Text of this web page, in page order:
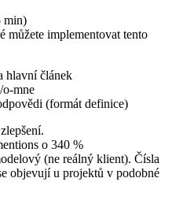
min)
můžete implementovat tento
hlavní článek
o-mne
(formát definice)
o 340 %
(ne reálný klient). Čísla
objevují u projektů v podobné